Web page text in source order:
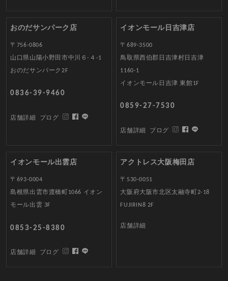
おのだサンパーク店
〒756-0806
山口県山陽小野田市中川６-４-1
おのだサンパーク2F
0836-39-9460
店舗詳細 ブログ
イオンモール日吉津店
〒689-3500
鳥取県西伯郡日吉津村日吉津
1160-1
イオンモール日吉津 東館1F
0859-27-7530
店舗詳細 ブログ
イオンモール出雲店
〒693-0004
島根県出雲市渡橋町1066 イオン
モール出雲 3F
0853-25-8380
店舗詳細 ブログ
アクトレス大阪梅田店
〒530-0051
大阪府大阪市北区太融寺町2-18
FUJIRIN8 2F
店舗詳細